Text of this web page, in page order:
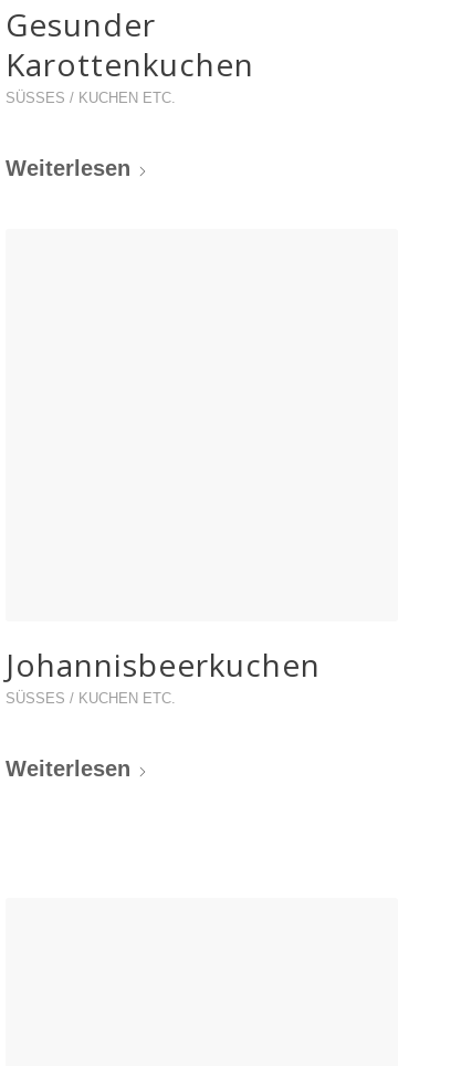
Gesunder
Karottenkuchen
SÜSSES / KUCHEN ETC.
Weiterlesen
Johannisbeerkuchen
SÜSSES / KUCHEN ETC.
Weiterlesen